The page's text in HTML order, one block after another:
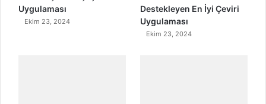
Uygulaması
Ekim 23, 2024
Destekleyen En İyi Çeviri
Uygulaması
Ekim 23, 2024